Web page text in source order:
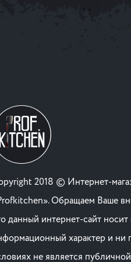
2018 © Интернет-
Обращаем Ваше
данный интернет-сайт
характер и ни
не является